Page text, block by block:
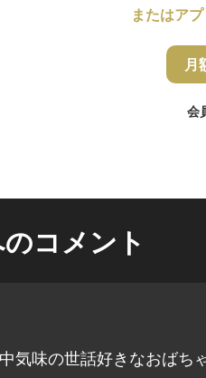
またはア
月
会
コメント
気味の世話好きなおばち